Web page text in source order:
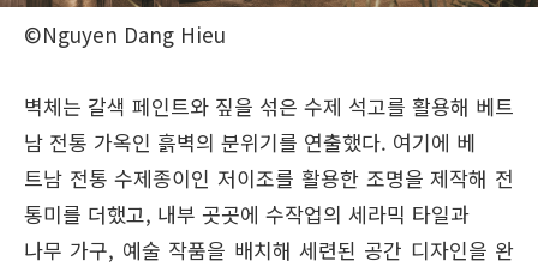
©Nguyen Dang Hieu
벽체는 갈색 페인트와 짚을 섞은 수제 석고를 활용해 베트
남 전통 가옥인 흙벽의 분위기를 연출했다. 여기에 베
트남 전통 수제종이인 저이조를 활용한 조명을 제작해 전
통미를 더했고, 내부 곳곳에 수작업의 세라믹 타일과
나무 가구, 예술 작품을 배치해 세련된 공간 디자인을 완